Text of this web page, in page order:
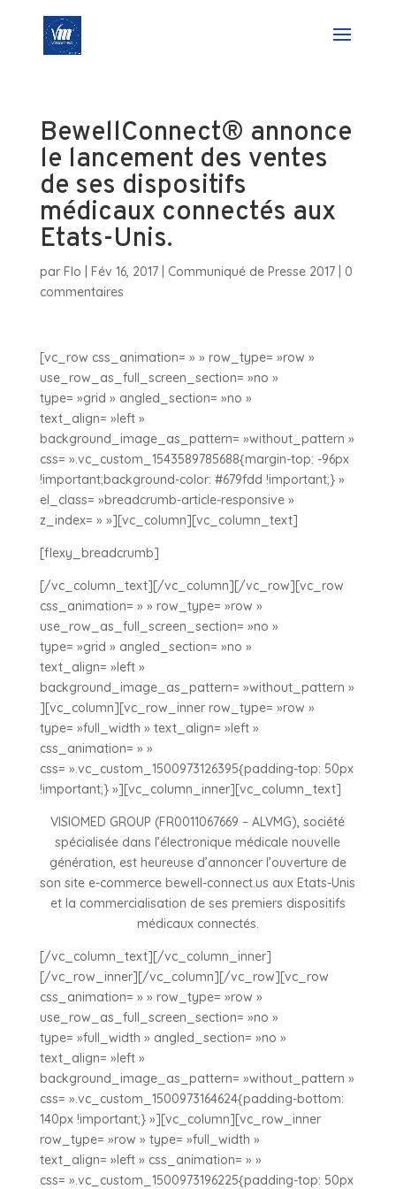
BewellConnect® annonce
le lancement des ventes
de ses dispositifs
médicaux connectés aux
Etats-Unis.
par Flo Fév 16, 2017| Communiqué de Presse 2017| 0
commentaires
[vc_row css_animation= » » row_type= »row »
use_row_as_full_screen_section= »no »
type= »grid » angled_section= »no »
text_align= »left »
background_image_as_pattern= »without_pattern »
css= ».vc_custom_1543589785688{margin-top: -96px
!important;background-color: #679fdd !important;} »
el_class= »breadcrumb-article-responsive »
z_index= » »][vc_column][vc_column_text]
[flexy_breadcrumb]
[/vc_column_text][/vc_column][/vc_row][vc_row
css_animation= » » row_type= »row »
use_row_as_full_screen_section= »no »
type= »grid » angled_section= »no »
text_align= »left »
background_image_as_pattern= »without_pattern »
][vc_column][vc_row_inner row_type= »row »
type= »full_width » text_align= »left »
css_animation= » »
css= ».vc_custom_1500973126395{padding-top: 50px
!important;} »][vc_column_inner][vc_column_text]
VISIOMED GROUP (FR0011067669 – ALVMG), société
spécialisée dans l’électronique médicale nouvelle
génération, est heureuse d’annoncer l’ouverture de
son site e-commerce bewell-connect.us aux Etats-Unis
et la commercialisation de ses premiers dispositifs
médicaux connectés.
[/vc_column_text][/vc_column_inner]
[/vc_row_inner][/vc_column][/vc_row][vc_row
css_animation= » » row_type= »row »
use_row_as_full_screen_section= »no »
type= »full_width » angled_section= »no »
text_align= »left »
background_image_as_pattern= »without_pattern »
css= ».vc_custom_1500973164624{padding-bottom:
140px !important;} »][vc_column][vc_row_inner
row_type= »row » type= »full_width »
text_align= »left » css_animation= » »
css= ».vc_custom_1500973196225{padding-top: 50px